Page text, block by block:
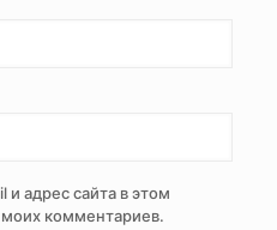
адрес сайта в этом
комментариев.